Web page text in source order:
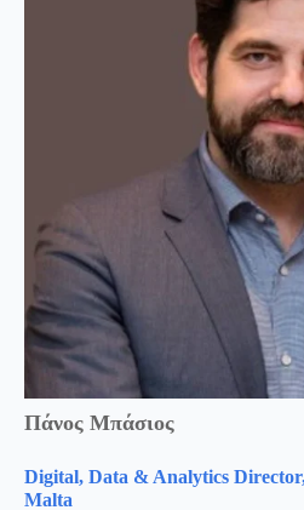
Πάνος Μπάσιος
Digital, Data & Analytics
Malta